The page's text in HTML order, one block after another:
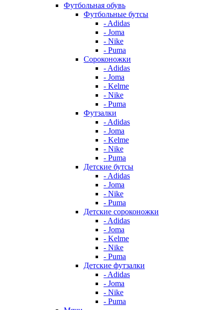
Футбольная обувь
Футбольные бутсы
- Adidas
- Joma
- Nike
- Puma
Сороконожки
- Adidas
- Joma
- Kelme
- Nike
- Puma
Футзалки
- Adidas
- Joma
- Kelme
- Nike
- Puma
Детские бутсы
- Adidas
- Joma
- Nike
- Puma
Детские сороконожки
- Adidas
- Joma
- Kelme
- Nike
- Puma
Детские футзалки
- Adidas
- Joma
- Nike
- Puma